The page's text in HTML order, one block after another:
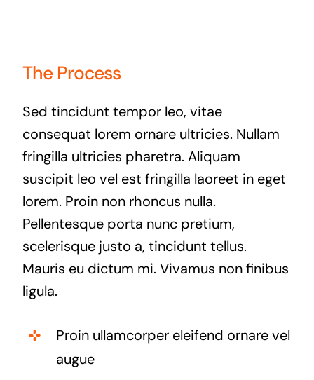
The Process
Sed tincidunt tempor leo, vitae
consequat lorem ornare ultricies. Nullam
fringilla ultricies pharetra. Aliquam
suscipit leo vel est fringilla laoreet in eget
lorem. Proin non rhoncus nulla.
Pellentesque porta nunc pretium,
scelerisque justo a, tincidunt tellus.
Mauris eu dictum mi. Vivamus non finibus
ligula.
Proin ullamcorper eleifend ornare vel
augue